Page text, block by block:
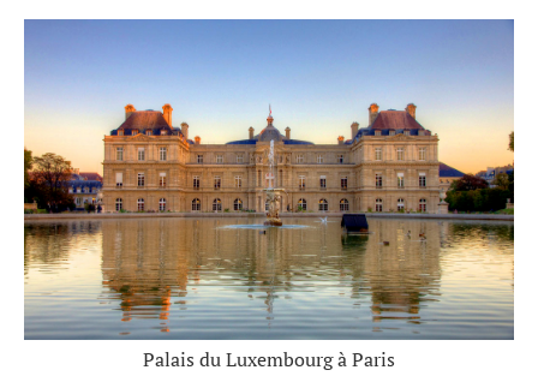
Palais du Luxembourg à Paris